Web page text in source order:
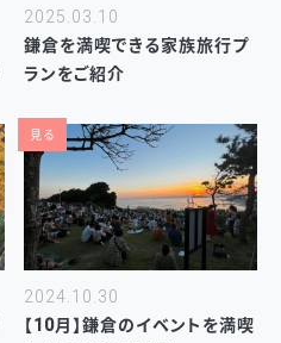
2025.03.10
鎌倉を満喫できる家族旅行プ
ランをご紹介
見る
2024.10.30
【10月】鎌倉のイベントを満喫